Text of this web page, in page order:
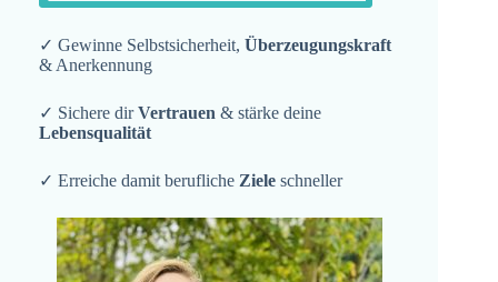
✓ Gewinne Selbstsicherheit, Überzeugungskraft
& Anerkennung
✓ Sichere dirVertrauen & stärke deine
Lebensqualität
✓ Erreiche damit berufliche Ziele schneller